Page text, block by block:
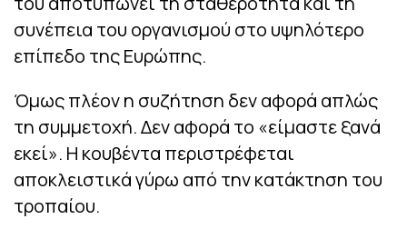
συνέπεια του οργανισμού στο υψηλότερο
επίπεδο της Ευρώπης.
Όμως πλέον η συζήτηση δεν αφορά απλώς
τη συμμετοχή. Δεν αφορά το «είμαστε ξανά
εκεί». Η κουβέντα περιστρέφεται
αποκλειστικά γύρω από την κατάκτηση του
τροπαίου.